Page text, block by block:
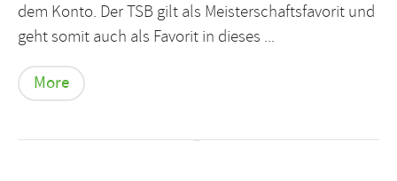
dem Konto. Der TSB gilt als Meisterschaftsfavorit und
geht somit auch als Favorit in dieses ...
More